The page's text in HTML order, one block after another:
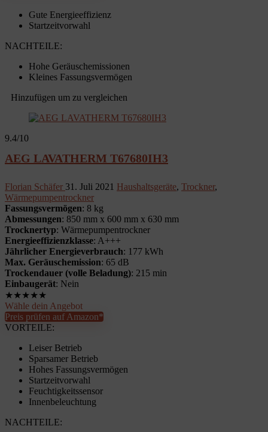
Gute Energieeffizienz
Startzeitvorwahl
NACHTEILE:
Hohe Geräuschemissionen
Kleines Fassungsvermögen
Hinzufügen um zu vergleichen
9.4/10
AEG LAVATHERM T67680IH3
Florian Schäfer 31. Juli 2021 Haushaltsgeräte, Trockner,
Wärmepumpentrockner
Fassungsvermögen: 8 kg
Abmessungen: 850 mm x 600 mm x 630 mm
Trocknertyp: Wärmepumpentrockner
Energieeffizienzklasse: A+++
Jährlicher Energieverbrauch: 177 kWh
Max. Geräuschemission: 65 dB
Trockendauer (volle Beladung): 215 min
Einbaugerät: Nein
★★★★★
Wähle dein Angebot
Preis prüfen auf Amazon*
VORTEILE:
Leiser Betrieb
Sparsamer Betrieb
Hohes Fassungsvermögen
Startzeitvorwahl
Feuchtigkeitssensor
Innenbeleuchtung
NACHTEILE: